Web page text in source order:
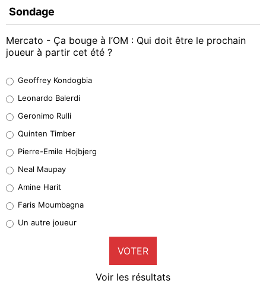
Sondage
Mercato - Ça bouge à l’OM : Qui doit être le prochain
joueur à partir cet été ?
38%
32%
5%
1%
9%
Geoffrey Kondogbia
Leonardo Balerdi
Geronimo Rulli
Quinten Timber
Pierre-Emile Hojbjerg
Neal Maupay
Amine Harit
Faris Moumbagna
Un autre joueur
VOTER
Voir les résultats